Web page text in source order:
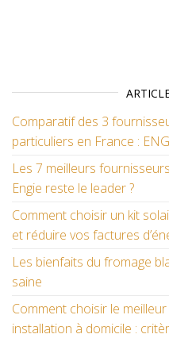
Comparatif des 3
particuliers en France :
Les 7 meilleurs
Engie reste le leader ?
Comment choisir un kit
et réduire vos factures
Les bienfaits du fromage
saine
Comment choisir le
installation à domicile :